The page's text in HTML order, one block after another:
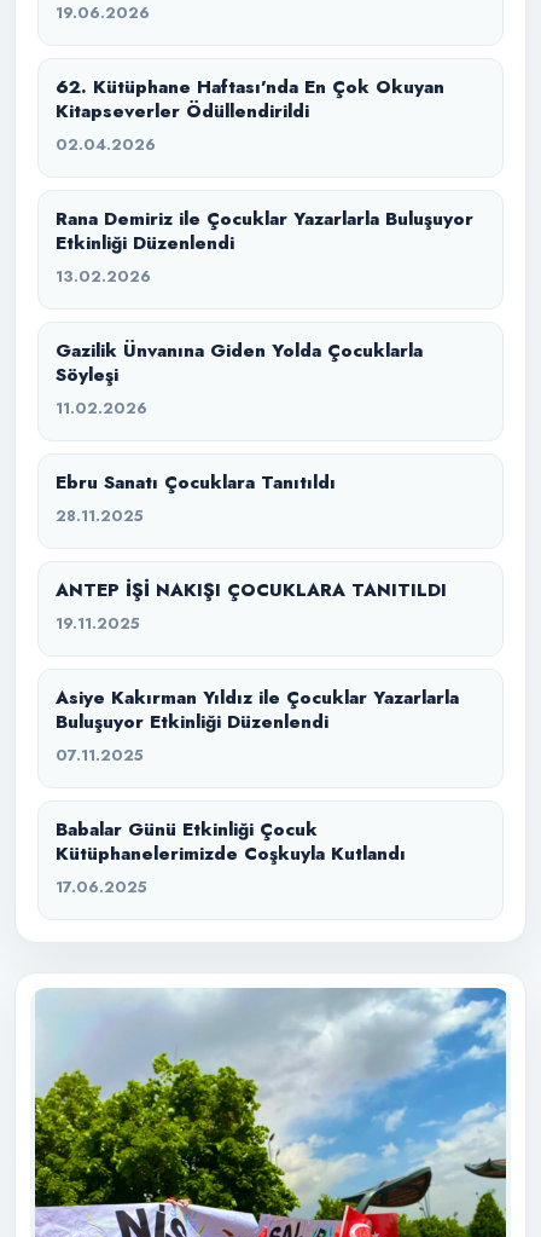
19.06.2026
62. Kütüphane Haftası’nda En Çok Okuyan
Kitapseverler Ödüllendirildi
02.04.2026
Rana Demiriz ile Çocuklar Yazarlarla Buluşuyor
Etkinliği Düzenlendi
13.02.2026
Gazilik Ünvanına Giden Yolda Çocuklarla
Söyleşi
11.02.2026
Ebru Sanatı Çocuklara Tanıtıldı
28.11.2025
ANTEP İŞİ NAKIŞI ÇOCUKLARA TANITILDI
19.11.2025
Asiye Kakırman Yıldız ile Çocuklar Yazarlarla
Buluşuyor Etkinliği Düzenlendi
07.11.2025
Babalar Günü Etkinliği Çocuk
Kütüphanelerimizde Coşkuyla Kutlandı
17.06.2025